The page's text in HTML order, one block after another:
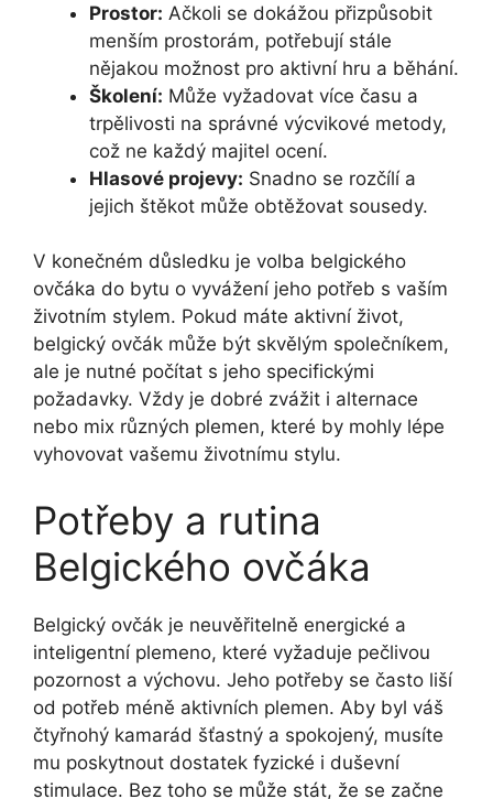
Prostor: Ačkoli se dokážou přizpůsobit
menším prostorám, potřebují stále
nějakou možnost pro aktivní hru a běhání.
Školení: Může vyžadovat více času a
trpělivosti na správné výcvikové metody,
což ne každý majitel ocení.
Hlasové projevy: Snadno se rozčílí a
jejich štěkot může obtěžovat sousedy.
V konečném důsledku je volba belgického
ovčáka do bytu o vyvážení jeho potřeb s vaším
životním stylem. Pokud máte aktivní život,
belgický ovčák může být skvělým společníkem,
ale je nutné počítat s jeho specifickými
požadavky. Vždy je dobré zvážit i alternace
nebo mix různých plemen, které by mohly lépe
vyhovovat vašemu životnímu stylu.
Potřeby a rutina
Belgického ovčáka
Belgický ovčák je neuvěřitelně energické a
inteligentní plemeno, které vyžaduje pečlivou
pozornost a výchovu. Jeho potřeby se často liší
od potřeb méně aktivních plemen. Aby byl váš
čtyřnohý kamarád šťastný a spokojený, musíte
mu poskytnout dostatek fyzické i duševní
stimulace. Bez toho se může stát, že se začne